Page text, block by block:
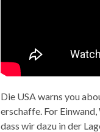
Die USA warns you
erschaffe. For
dass wir dazu in der